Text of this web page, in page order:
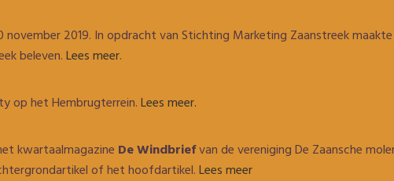
2019. In opdracht van Stichting Marketing Zaanstreek
beleven.Lees meer.
op het Hembrugterrein.Lees meer.
kwartaalmagazine De Windbriefvan de vereniging De Zaansche
of het hoofdartikel.Lees meer